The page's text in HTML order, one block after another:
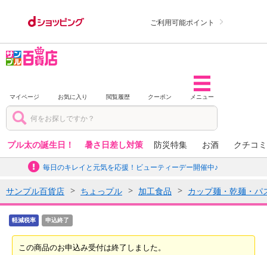
ご利用可能ポイント
マイページ お気に入り 閲覧履歴 クーポン メニュー
プル太の誕生日！ 暑さ日差し対策 防災特集 お酒 クチコ
毎日のキレイと元気を応援！ビューティーデー開催中♪
サンプル百貨店 ちょっプル 加工食品 カップ麺・乾麺・パ
軽減税率 申込終了
この商品のお申込み受付は終了しました。